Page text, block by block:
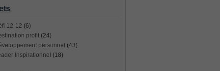
12-12 (6)
profit (24)
personnel (43)
Inspirationnel (18)